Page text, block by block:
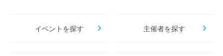
イベントを探す 主催者を探す